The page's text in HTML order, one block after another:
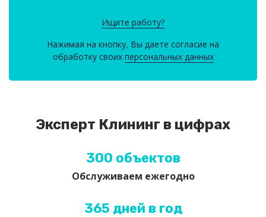
Ищите работу?
Нажимая на кнопку, Вы даете согласие на
обработку своих персональных данных
Эксперт Клининг в цифрах
300 объектов
Обслуживаем ежегодно
365 дней в год